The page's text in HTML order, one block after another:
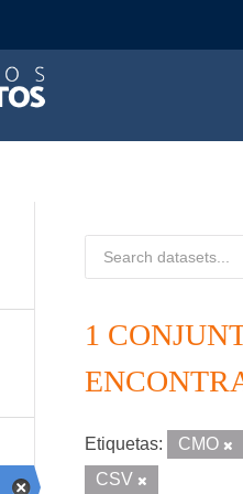
1
Etiquetas: CMO
CSV